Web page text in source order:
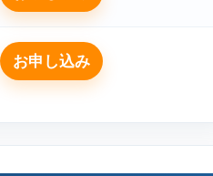
お申し込み